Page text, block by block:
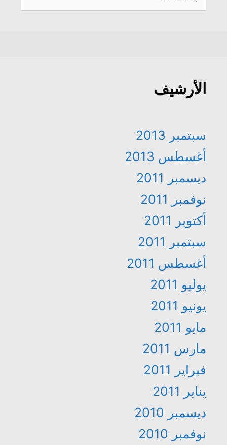
عن:
الأرشيف
سبتمبر 2013
أغسطس 2013
ديسمبر 2011
نوفمبر 2011
أكتوبر 2011
سبتمبر 2011
أغسطس 2011
يوليو 2011
يونيو 2011
مايو 2011
مارس 2011
فبراير 2011
يناير 2011
ديسمبر 2010
نوفمبر 2010